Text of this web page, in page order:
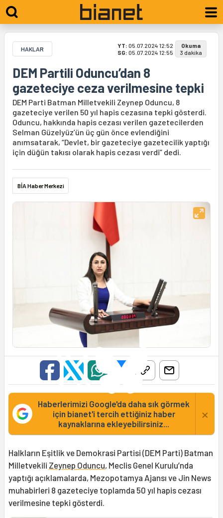
HAKLAR YT: 05.07.2024 12:52
SG: 05.07.2024 12:55
Okuma
3 dakika
DEM Partili Oduncu’dan 8
gazeteciye ceza verilmesine tepki
DEM Parti Batman Milletvekili Zeynep Oduncu, 8
gazeteciye verilen 50 yıl hapis cezasına tepki gösterdi.
Oduncu, hakkında hapis cezası verilen gazetecilerden
Selman Güzelyüz’ün üç gün önce evlendiğini
anımsatarak, “Devlet, bir gazeteciye gazetecilik yaptığı
için düğün takısı olarak hapis cezası verdi” dedi.
BİA Haber Merkezi
Haberlerimizi Google'da daha sık görmek
için bianet'i tercih ettiğiniz haber
kaynaklarına ekleyebilirsiniz...
×
Halkların Eşitlik ve Demokrasi Partisi (DEM Parti) Batman
Milletvekili Zeynep Oduncu, Meclis Genel Kurulu’nda
yaptığı açıklamalarda, Mezopotamya Ajansı ve Jin News
muhabirleri 8 gazeteciye toplamda 50 yıl hapis cezası
verilmesine tepki gösterdi.